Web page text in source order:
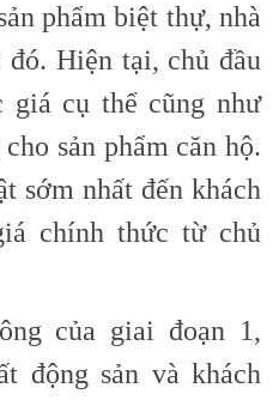
phẩm biệt thự, nhà
đó. Hiện tại, chủ đầu
giá cụ thể cũng như
sản phẩm căn hộ.
sớm nhất đến khách
chính thức từ chủ
của giai đoạn 1,
động sản và khách